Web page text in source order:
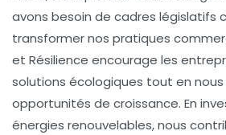
avons besoin de cadres législatifs
transformer nos pratiques
et Résilience encourage les
solutions écologiques tout en
opportunités de croissance. En
énergies renouvelables, nous